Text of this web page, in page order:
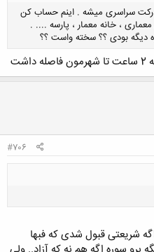
کرد . مدرکت سراسری میشه . اینم حساب کن
، خانه معمار ، پارسه .... .
دیگه بودی ؟؟ سخته واست ؟؟
#706
شریعتی قبول شدی که فبها